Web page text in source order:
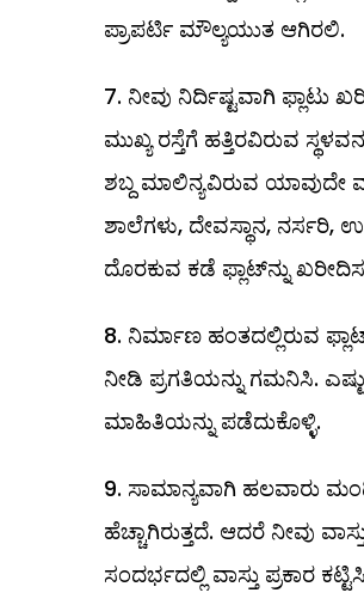
ಪ್ರಾಪರ್ಟಿ ಮೌಲ್ಯಯುತ ಆಗಿರಲಿ.
ನೀವು ನಿರ್ದಿಷ್ಟವಾಗಿ ಫ್ಲಾಟು
ಮುಖ್ಯ ರಸ್ತೆಗೆ ಹತ್ತಿರವಿರುವ
ಶಬ್ದ ಮಾಲಿನ್ಯವಿರುವ
ಶಾಲೆಗಳು, ದೇವಸ್ಥಾನ, ನರ್ಸರಿ,
ದೊರಕುವ ಕಡೆ ಫ್ಲಾಟ್‌ನ್ನು
ನಿರ್ಮಾಣ ಹಂತದಲ್ಲಿರುವ
ನೀಡಿ ಪ್ರಗತಿಯನ್ನು ಗಮನಿಸಿ.
ಮಾಹಿತಿಯನ್ನು ಪಡೆದುಕೊಳ್ಳಿ.
ಸಾಮಾನ್ಯವಾಗಿ ಹಲವಾರು
ಹೆಚ್ಚಾಗಿರುತ್ತದೆ. ಆದರೆ ನೀವು
ಸಂದರ್ಭದಲ್ಲಿ ವಾಸ್ತು ಪ್ರಕಾರ